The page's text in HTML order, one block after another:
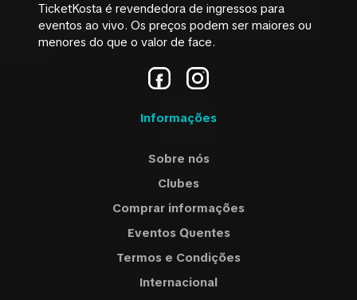
TicketKosta é revendedora de ingressos para
eventos ao vivo. Os preços podem ser maiores ou
menores do que o valor de face.
Informações
Sobre nós
Clubes
Comprar informações
Eventos Quentes
Termos e Condições
Internacional